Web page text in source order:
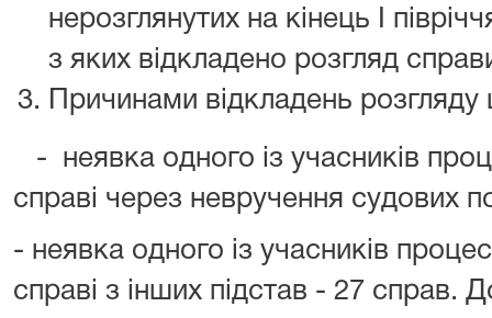
нерозглянутих на кінець І
з яких відкладено розгляд
Причинами відкладень розгляду
- неявка одного із учасників
справі через невручення судових
- неявка одного із учасників
справі з інших підстав - 27 справ.